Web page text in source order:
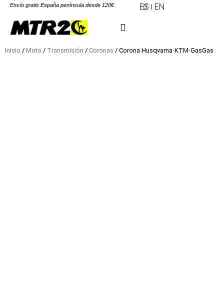
Envío gratis España península desde 120€ ES EN
Inicio / Moto / Transmisión / Coronas / Corona Husqvarna-KTM-GasGas